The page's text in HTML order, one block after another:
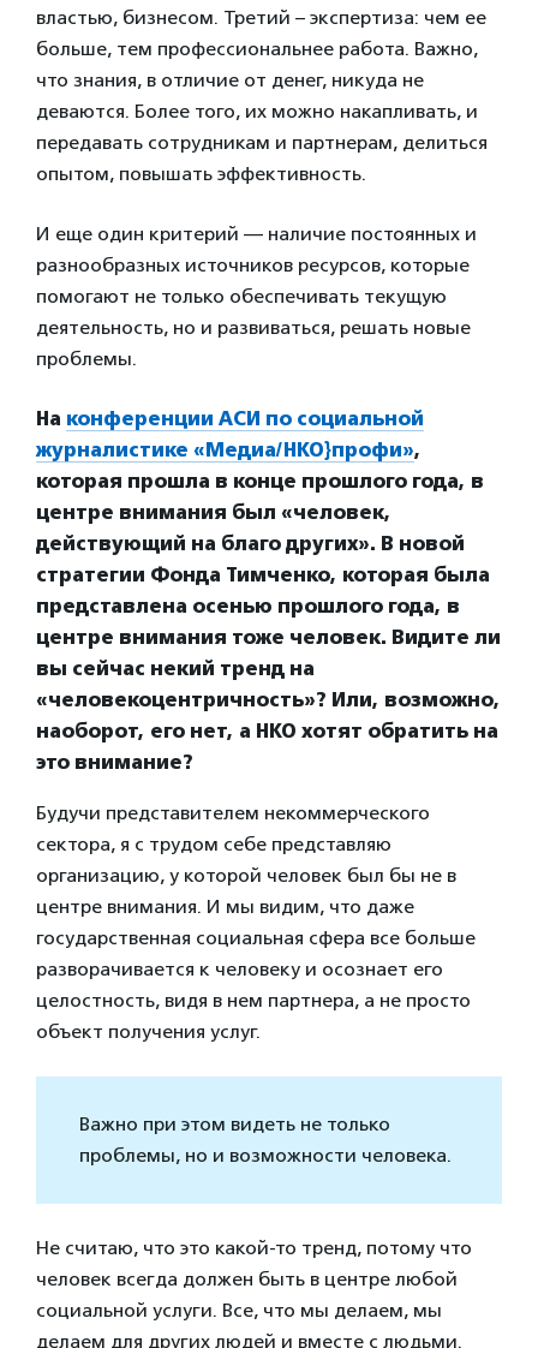
властью, бизнесом. Третий – экспертиза: чем ее
больше, тем профессиональнее работа. Важно,
что знания, в отличие от денег, никуда не
деваются. Более того, их можно накапливать, и
передавать сотрудникам и партнерам, делиться
опытом, повышать эффективность.
И еще один критерий — наличие постоянных и
разнообразных источников ресурсов, которые
помогают не только обеспечивать текущую
деятельность, но и развиваться, решать новые
проблемы.
На конференции АСИ по социальной
журналистике «Медиа/НКО}профи»,
которая прошла в конце прошлого года, в
центре внимания был «человек,
действующий на благо других». В новой
стратегии Фонда Тимченко, которая была
представлена осенью прошлого года, в
центре внимания тоже человек. Видите ли
вы сейчас некий тренд на
«человекоцентричность»? Или, возможно,
наоборот, его нет, а НКО хотят обратить на
это внимание?
Будучи представителем некоммерческого
сектора, я с трудом себе представляю
организацию, у которой человек был бы не в
центре внимания. И мы видим, что даже
государственная социальная сфера все больше
разворачивается к человеку и осознает его
целостность, видя в нем партнера, а не просто
объект получения услуг.
Важно при этом видеть не только
проблемы, но и возможности человека.
Не считаю, что это какой-то тренд, потому что
человек всегда должен быть в центре любой
социальной услуги. Все, что мы делаем, мы
делаем для других людей и вместе с людьми.